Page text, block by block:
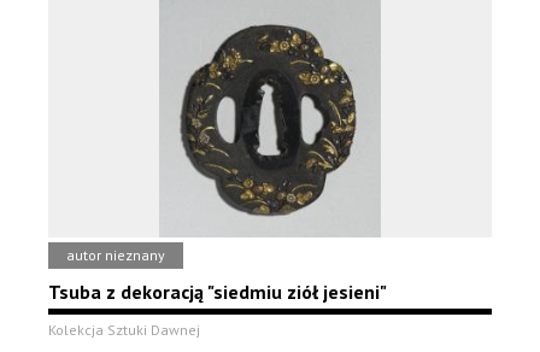
autor nieznany
Tsuba z dekoracją "siedmiu ziół jesieni"
Kolekcja Sztuki Dawnej